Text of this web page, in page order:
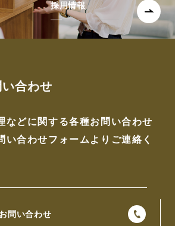
採用情報
合わせ
などに関する各種お問い合わせ
い合わせフォームよりご連絡く
問い合わせ